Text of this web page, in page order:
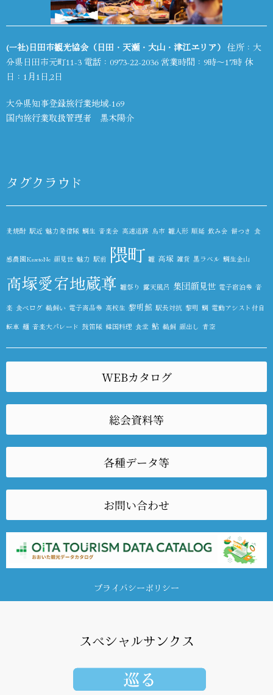
(一社)日田市観光協会（日田・天瀬・大山・津江エリア） 住所：大
分県日田市元町11-3 電話： 0973-22-2036 営業時間：9時～17時 休
日：1月1日,2日
大分県知事登録旅行業地域-169
国内旅行業取扱管理者 黒木陽介
タグクラウド
麦焼酎 駅近 魅力発信隊 鯛生 音楽会 高速道路 鳥市 雛人形 順延 飲み会 餅つき 食
感農園KazetoNe 顔見世 魅力 駅前 隈町 雛 高塚 雑貨 黒ラベル 鯛生金山
高塚愛宕地蔵尊 雛祭り 露天風呂 集団顔見世 電子宿泊券 音
楽 食べログ 鵜飼い 電子商品券 高校生 黎明館 駅長対抗 黎明 鯛 電動アシスト付自
転車 麺 音楽大パレード 鼓笛隊 韓国料理 食堂 鮎 鵜飼 顔出し 青空
WEBカタログ
総会資料等
各種データ等
お問い合わせ
プライバシーポリシー
スペシャルサンクス